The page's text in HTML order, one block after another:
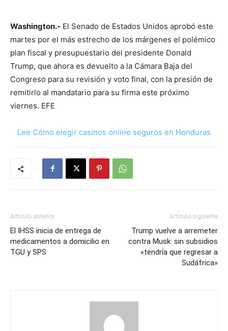
Washington.- El Senado de Estados Unidos aprobó este
martes por el más estrecho de los márgenes el polémico
plan fiscal y presupuestario del presidente Donald
Trump, que ahora es devuelto a la Cámara Baja del
Congreso para su revisión y voto final, con la presión de
remitirlo al mandatario para su firma este próximo
viernes. EFE
Lee Cómo elegir casinos online seguros en Honduras
Artículo anterior
El IHSS inicia de entrega de
medicamentos a domicilio en
TGU y SPS
Artículo siguiente
Trump vuelve a arremeter
contra Musk: sin subsidios
«tendría que regresar a
Sudáfrica»